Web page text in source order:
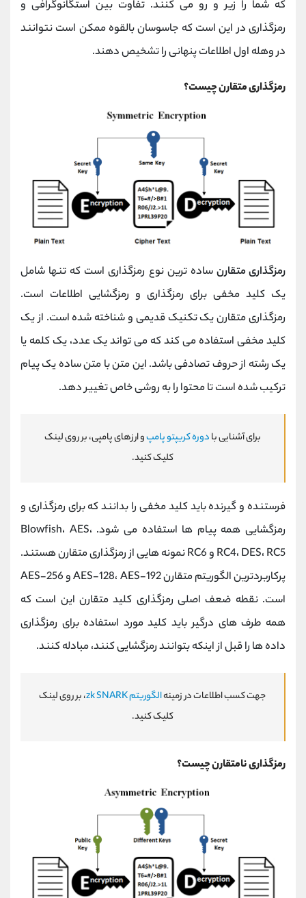
که شما را زیر و رو می کنند. تفاوت بین استگانوگرافی و
رمزگذاری در این است که جاسوسان بالقوه ممکن است نتوانند
در وهله اول اطلاعات پنهانی را تشخیص دهند.
رمزگذاری متقارن چیست؟
رمزگذاری متقارن ساده ترین نوع رمزگذاری است که تنها شامل
یک کلید مخفی برای رمزگذاری و رمزگشایی اطلاعات است.
رمزگذاری متقارن یک تکنیک قدیمی و شناخته شده است. از یک
کلید مخفی استفاده می کند که می تواند یک عدد، یک کلمه یا
یک رشته از حروف تصادفی باشد. این متن با متن ساده یک پیام
ترکیب شده است تا محتوا را به روشی خاص تغییر دهد.
برای آشنایی بادوره کریپتو پامپو ارزهای پامپی، بر روی لینک
کلیک کنید.
فرستنده و گیرنده باید کلید مخفی را بدانند که برای رمزگذاری و
رمزگشایی همه پیام ها استفاده می شود. Blowfish، AES،
RC4، DES، RC5 و RC6 نمونه هایی از رمزگذاری متقارن هستند.
پرکاربردترین الگوریتم متقارن AES-128، AES-192 و AES-256
است. نقطه ضعف اصلی رمزگذاری کلید متقارن این است که
همه طرف های درگیر باید کلید مورد استفاده برای رمزگذاری
داده ها را قبل از اینکه بتوانند رمزگشایی کنند، مبادله کنند.
جهت کسب اطلاعات در زمینهالگوریتم zk SNARK
، بر روی لینک
کلیک کنید.
رمزگذاری نامتقارن چیست؟